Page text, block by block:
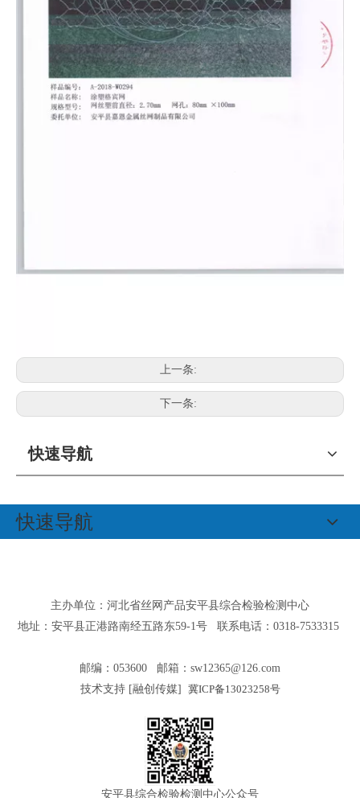
上一条:
下一条:
快速导航
快速导航
主办单位：河北省丝网产品安平县综合检验检测中心
地址：安平县正港路南经五路东59-1号 联系电话：0318-7533315
邮编：053600 邮箱： sw12365@126.com
技术支持 [融创传媒] 冀ICP备13023258号
安平县综合检验检测中心公众号